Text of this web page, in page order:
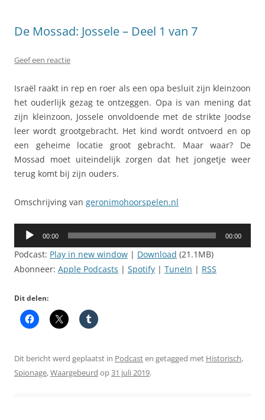
De Mossad: Jossele – Deel 1 van 7
Geef een reactie
Israël raakt in rep en roer als een opa besluit zijn kleinzoon
het ouderlijk gezag te ontzeggen. Opa is van mening dat
zijn kleinzoon, Jossele onvoldoende met de strikte Joodse
leer wordt grootgebracht. Het kind wordt ontvoerd en op
een geheime locatie groot gebracht. Maar waar? De
Mossad moet uiteindelijk zorgen dat het jongetje weer
terug komt bij zijn ouders.
Omschrijving van geronimohoorspelen.nl
Audiospeler
00:00 00:00
Podcast: Play in new window | Download (21.1MB)
Abonneer: Apple Podcasts | Spotify | TuneIn | RSS
Dit delen:
Dit bericht werd geplaatst in Podcasten getagged met Historisch,
Spionage,Waargebeurd op31 juli 2019.